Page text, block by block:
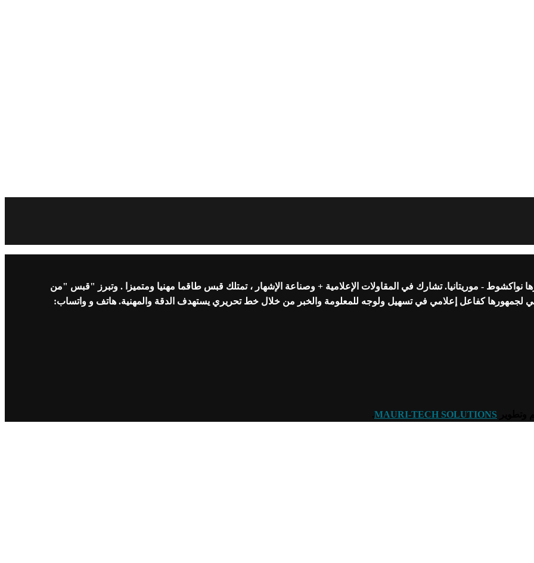
- موريتانيا. تشارك في المقاولات الإعلامية + وصناعة الإشهار ، تمتلك قبس طاقما مهنيا ومتميزا . وتبرز "قبس "من
لجمهورها كفاعل إعلامي في تسهيل ولوجه للمعلومة والخبر من خلال خط تحريري يستهدف الدقة والمهنية. هاتف و واتساب:
MAURI-TECH SOLUTIONS